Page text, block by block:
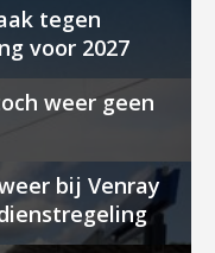
tegen
voor 2027
weer geen
bij Venray